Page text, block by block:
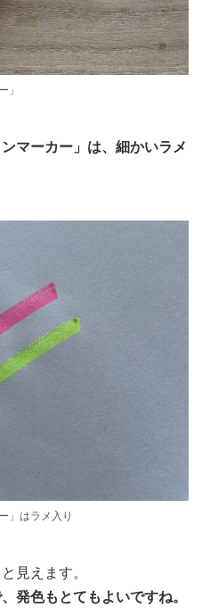
」
マーカー」は、細かいラメ
」はラメ入り
見えます。
発色もとてもよいですね。